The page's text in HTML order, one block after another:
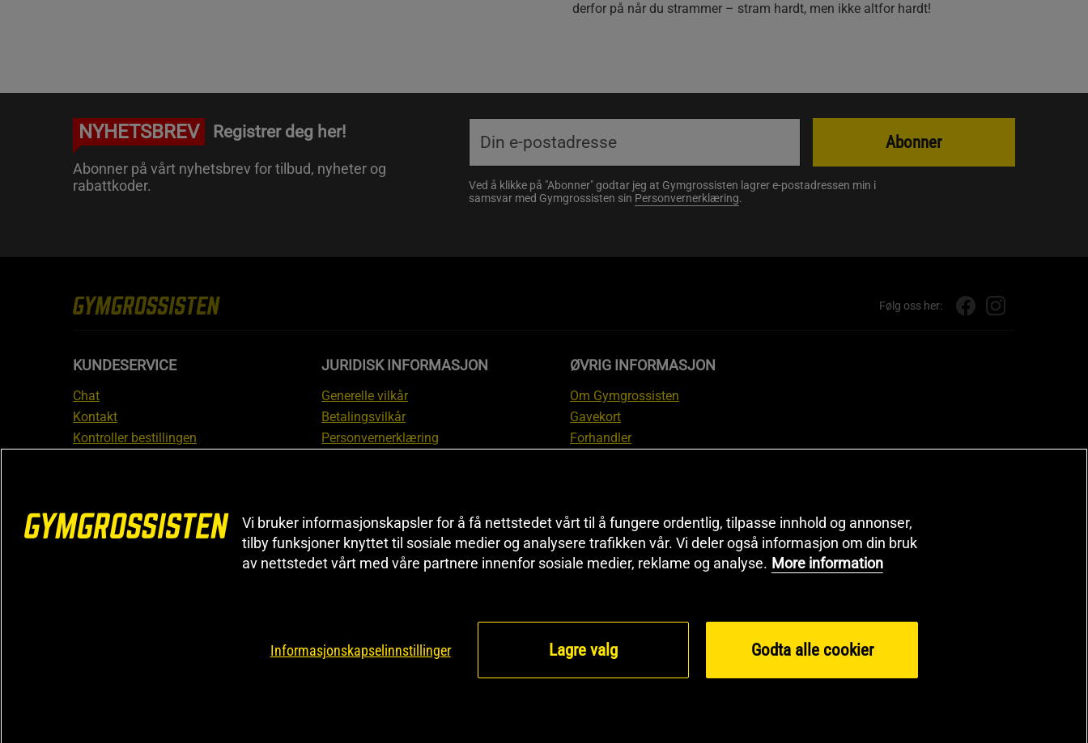
derfor på når du strammer – stram hardt, men ikke altfor hardt!
NYHETSBREV Registrer deg her!
Abonner på vårt nyhetsbrev for tilbud, nyheter og
rabattkoder.
Ved å klikke på "Abonner" godtar jeg at Gymgrossisten lagrer e-postadressen min i
samsvar med Gymgrossisten sin Personvernerklæring.
Abonner
Følg oss her:
KUNDESERVICE
Chat
Kontakt
Kontroller bestillingen
JURIDISK INFORMASJON
Generelle vilkår
Betalingsvilkår
Personvernerklæring
Informasjon om angrerett og
reklamasjon
Cookieinnstillinger
ØVRIG INFORMASJON
Om Gymgrossisten
Gavekort
Forhandler
Sitemap
Black Friday
Artikler & Øvelser
Vi bruker informasjonskapsler for å få nettstedet vårt til å fungere ordentlig, tilpasse innhold og annonser,
tilby funksjoner knyttet til sosiale medier og analysere trafikken vår. Vi deler også informasjon om din bruk
av nettstedet vårt med våre partnere innenfor sosiale medier, reklame og analyse. More information
Informasjonskapselinnstillinger Lagre valg Godta alle cookier